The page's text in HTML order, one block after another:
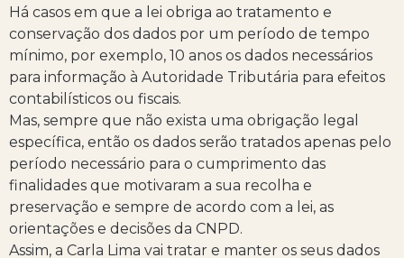
Há casos em que a lei obriga ao tratamento e
conservação dos dados por um período de tempo
mínimo, por exemplo, 10 anos os dados necessários
para informação à Autoridade Tributária para efeitos
contabilísticos ou fiscais.
Mas, sempre que não exista uma obrigação legal
específica, então os dados serão tratados apenas pelo
período necessário para o cumprimento das
finalidades que motivaram a sua recolha e
preservação e sempre de acordo com a lei, as
orientações e decisões da CNPD.
Assim, a Carla Lima vai tratar e manter os seus dados